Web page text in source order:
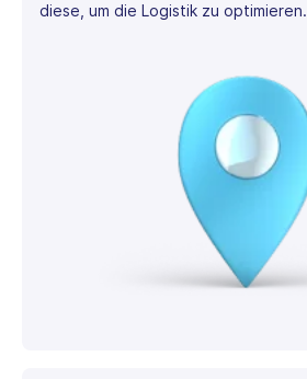
diese, um die Logistik zu optimieren.